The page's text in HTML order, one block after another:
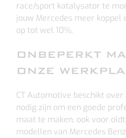
race/sport katalysator te
jouw Mercedes meer koppel
op tot wel 10%.
ONBEPERKT
ONZE
CT Automotive beschikt
nodig zijn om een goede
maat te maken, ook voor
modellen van Mercedes